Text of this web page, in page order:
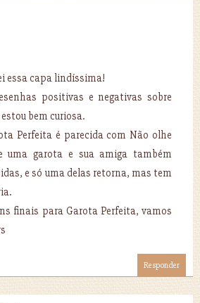
essa capa lindíssima!
positivas e negativas sobre
bem curiosa.
Perfeita é parecida com Não olhe
uma garota e sua amiga também
e só uma delas retorna, mas tem
finais para Garota Perfeita, vamos
Responder